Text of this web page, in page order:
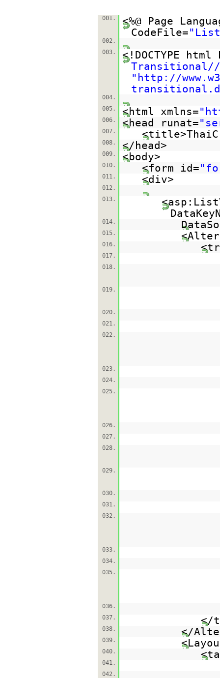
001.
<%@ Page
CodeFile=
002.
003.
<!DOCTYPE html
Transitional//
" http://
004.
005.
<html xmlns="
006. <head runat=
007.
008. </head>
009. <body>
010. <form id=
011. <div>
012.
013.
014.
015.
016.
017.
018.
019.
020.
021.
022.
023.
024.
025.
026.
027.
028.
029.
030.
031.
032.
033.
034.
035.
036.
037.
</
038. </
039.
040.
041.
042.